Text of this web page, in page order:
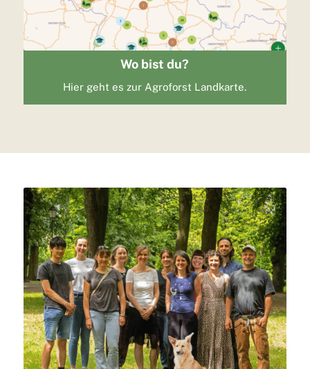
Wo bist du?
Hier geht es zur Agroforst Landkarte.